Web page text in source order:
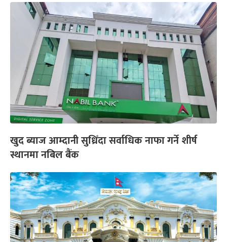
खुद ब्याज आम्दानी सुध्रिँदा सर्वाधिक नाफा गर्ने शीर्ष
स्थानमा नबिल बैंक